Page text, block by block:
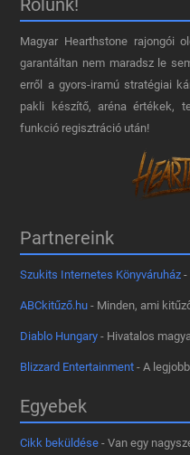
Rólunk!
Magyar Hearthstone​ rajongói
garantáltan nem maradsz le
erről a gyors-iramú stratégiai
pakli készítő, aréna értékek,
funkció regisztráció után!
Partnereink
Szukits Internetes Könyváruház -
ABCkitűző.hu - Minden, ami
Diablo Hungary - Hivatalos
Blizzard Entertainment - A
Egyebek
Cikk beküldése - Van egy